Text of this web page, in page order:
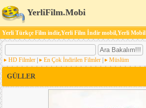
YerliFilm.Mobi
Yerli Türkçe Film indir,Yerli Film İndir mobil,Yerli Mobil
HD Filmler En Çok İndirilen Filmler Müslüm
GÜLLER